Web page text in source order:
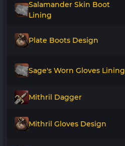
Salamander Skin Boot
Lining
Plate Boots Design
Sage's Worn Gloves Lining
Mithril Dagger
Mithril Gloves Design